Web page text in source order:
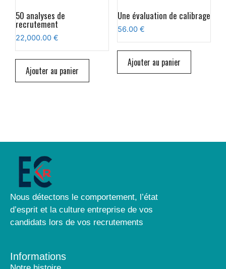
50 analyses de
recrutement
22,000.00 €
Ajouter au panier
Une évaluation de calibrage
56.00 €
Ajouter au panier
Nous détectons le comportement, l’état
d’esprit et la culture entreprise de vos
candidats lors de vos recrutements
Informations